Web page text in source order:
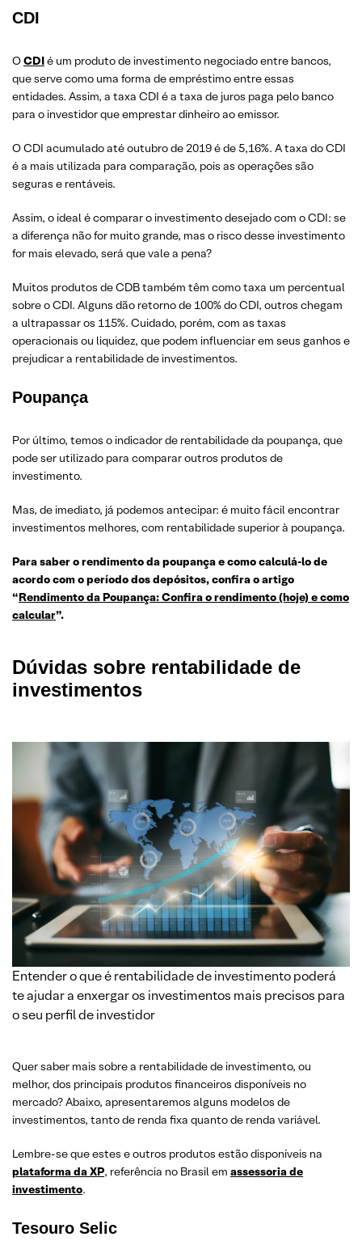
CDI
OCDIé um produto de investimento negociado entre bancos,
que serve como uma forma de empréstimo entre essas
entidades. Assim, a taxa CDI é a taxa de juros paga pelo banco
para o investidor que emprestar dinheiro ao emissor.
O CDI acumulado até outubro de 2019 é de 5,16%. A taxa do CDI
é a mais utilizada para comparação, pois as operações são
seguras e rentáveis.
Assim, o ideal é comparar o investimento desejado com o CDI: se
a diferença não for muito grande, mas o risco desse investimento
for mais elevado, será que vale a pena?
Muitos produtos de CDB também têm como taxa um percentual
sobre o CDI. Alguns dão retorno de 100% do CDI, outros chegam
a ultrapassar os 115%. Cuidado, porém, com as taxas
operacionais ou liquidez, que podem influenciar em seus ganhos e
prejudicar a rentabilidade de investimentos.
Poupança
Por último, temos o indicador de rentabilidade da poupança, que
pode ser utilizado para comparar outros produtos de
investimento.
Mas, de imediato, já podemos antecipar: é muito fácil encontrar
investimentos melhores, com rentabilidade superior à poupança.
Para saber o rendimento da poupança e como calculá-lo de
acordo com o período dos depósitos, confira o artigo
“Rendimento da Poupança: Confira o rendimento (hoje) e como
calcular”.
Dúvidas sobre rentabilidade de
investimentos
Entender o que é rentabilidade de investimento poderá
te ajudar a enxergar os investimentos mais precisos para
o seu perfil de investidor
Quer saber mais sobre a rentabilidade de investimento, ou
melhor, dos principais produtos financeiros disponíveis no
mercado? Abaixo, apresentaremos alguns modelos de
investimentos, tanto de renda fixa quanto de renda variável.
Lembre-se que estes e outros produtos estão disponíveis na
plataforma da XP, referência no Brasil em assessoria de
investimento.
Tesouro Selic